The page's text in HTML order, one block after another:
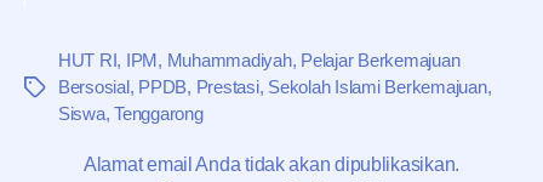
Tag
HUT RI, IPM, Muhammadiyah, Pelajar Berkemajuan
Bersosial, PPDB, Prestasi, Sekolah Islami Berkemajuan,
Siswa,Tenggarong
Alamat email Anda tidak akan dipublikasikan.